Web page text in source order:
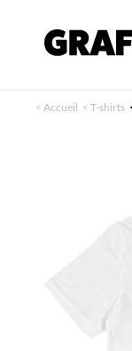
< Accueil < T-shirts